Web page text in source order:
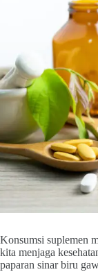
Konsumsi suplemen
kita menjaga
paparan sinar biru